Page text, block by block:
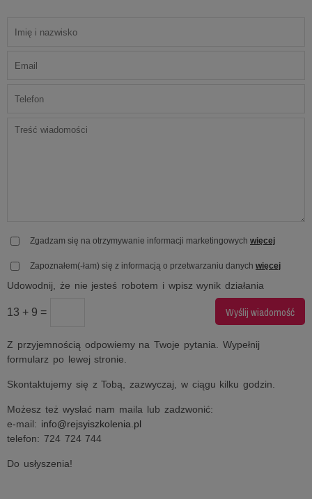
Zgadzam się na otrzymywanie informacji marketingowych więcej
Zapoznałem(-łam) się z informacją o przetwarzaniu danych więcej
Udowodnij, że nie jesteś robotem i wpisz wynik działania
13 + 9 =
Z przyjemnością odpowiemy na Twoje pytania. Wypełnij
formularz po lewej stronie.
Skontaktujemy się z Tobą, zazwyczaj, w ciągu kilku godzin.
Możesz też wysłać nam maila lub zadzwonić:
e-mail: info@rejsyiszkolenia.pl
telefon: 724 724 744
Do usłyszenia!